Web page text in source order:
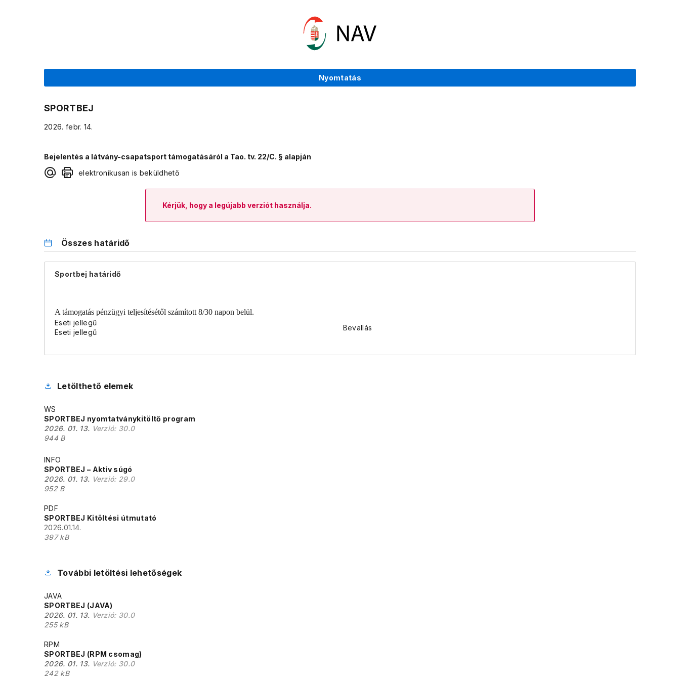
Nyomtatás
SPORTBEJ
2026. febr. 14.
Bejelentés a látvány-csapatsport támogatásáról a Tao. tv. 22/C. § alapján
elektronikusan is beküldhető
Kérjük, hogy a legújabb verziót használja.
Összes határidő
Sportbej határidő
A támogatás pénzügyi teljesítésétől számított 8/30 napon belül.
Eseti jellegű
Eseti jellegű
Bevallás
Letölthető elemek
WS
SPORTBEJ nyomtatványkitöltő program
2026. 01. 13. Verzió: 30.0
944 B
INFO
SPORTBEJ – Aktív súgó
2026. 01. 13. Verzió: 29.0
952 B
PDF
SPORTBEJ Kitöltési útmutató
2026.01.14.
397 kB
További letöltési lehetőségek
JAVA
SPORTBEJ (JAVA)
2026. 01. 13. Verzió: 30.0
255 kB
RPM
SPORTBEJ (RPM csomag)
2026. 01. 13. Verzió: 30.0
242 kB